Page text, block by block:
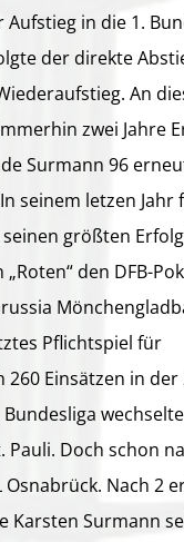
in die 1.
der direkte
An
zwei Jahre
Surmann 96
seinem letzen
größten
den DFB-
Pflichtspiel für
260 Einsätzen in der
Pauli. Doch schon
Osnabrück. Nach 2
Karsten Surmann